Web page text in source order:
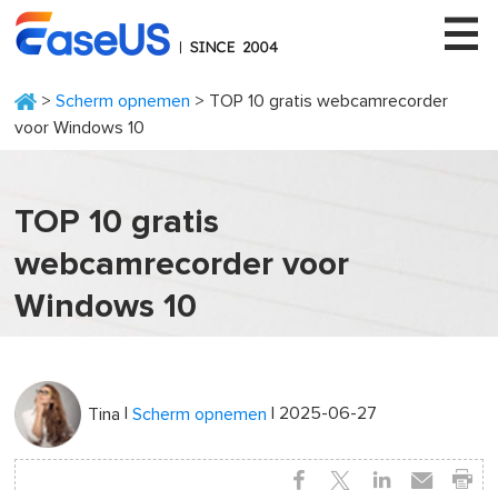
>Scherm opnemen > TOP 10 gratis webcamrecorder
voor Windows 10
TOP 10 gratis
webcamrecorder voor
Windows 10
Tina |Scherm opnemen | 2025-06-27